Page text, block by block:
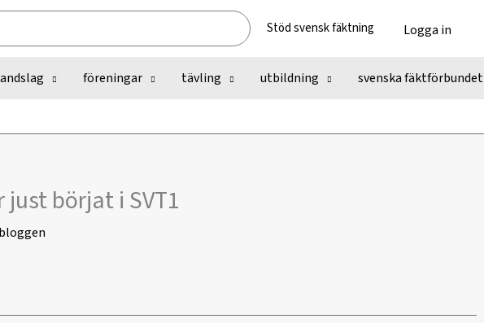
Stöd svensk fäktning Logga in
föreningar tävling utbildning svenska fäktförbundet
börjat i SVT1